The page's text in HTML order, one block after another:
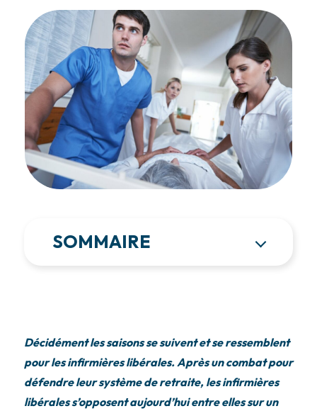
SOMMAIRE
Décidément les saisons se suivent et se ressemblent
pour les infirmières libérales. Après un combat pour
défendre leur système de retraite, les infirmières
libérales s’opposent aujourd’hui entre elles sur un